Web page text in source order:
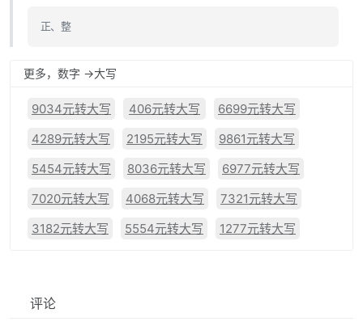
正、整
更多，数字 ->大写
9034元转大写 406元转大写
6699元转大写
4289元转大写
2195元转大写
9861元转大写
5454元转大写
8036元转大写
6977元转大写
7020元转大写
4068元转大写
7321元转大写
3182元转大写
5554元转大写 1277元转大写
评论